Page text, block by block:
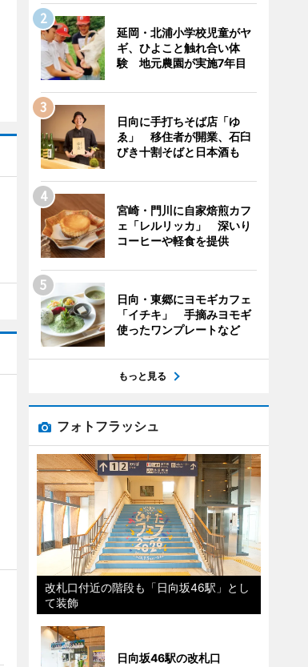
延岡・北浦小学校児童がヤ
ギ、ひよこと触れ合い体
験 地元農園が実施7年目
日向に手打ちそば店「ゆ
ゑ」 移住者が開業、石臼
びき十割そばと日本酒も
宮崎・門川に自家焙煎カフ
ェ「レルリッカ」 深いり
コーヒーや軽食を提供
日向・東郷にヨモギカフェ
「イチキ」 手摘みヨモギ
使ったワンプレートなど
もっと見る
フォトフラッシュ
改札口付近の階段も「日向坂46駅」とし
て装飾
日向坂46駅の改札口